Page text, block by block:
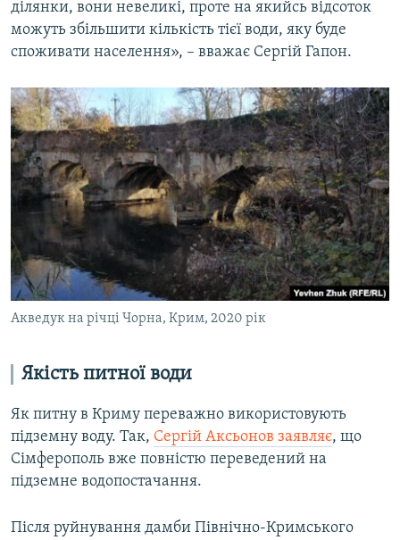
ділянки, вони невеликі, проте на якийсь відсоток
можуть збільшити кількість тієї води, яку буде
споживати населення», – вважає Сергій Гапон.
Акведук на річці Чорна, Крим, 2020 рік
Якість питної води
Як питну в Криму переважно використовують
підземну воду. Так, Сергій Аксьонов заявляє, що
Сімферополь вже повністю переведений на
підземне водопостачання.
Після руйнування дамби Північно-Кримського